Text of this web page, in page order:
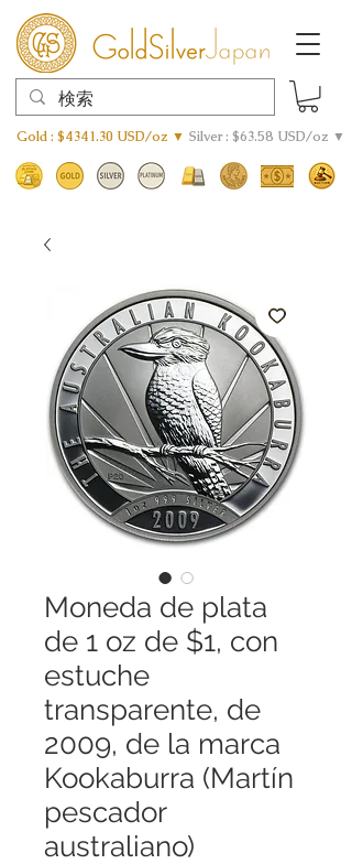
Gold : $4341.30 USD/oz ▼ Silver : $63.58 USD/oz ▼
Moneda de plata
de 1 oz de $1, con
estuche
transparente, de
2009, de la marca
Kookaburra (Martín
pescador
australiano)